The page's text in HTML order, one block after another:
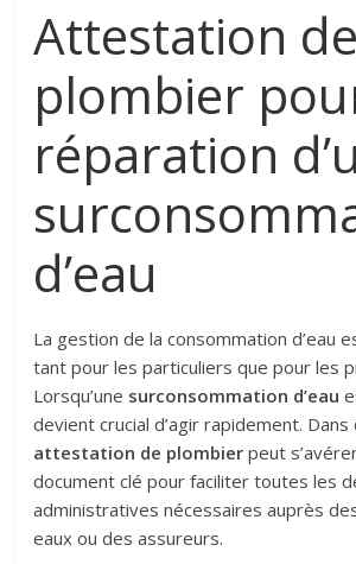
Attestation de
plombier
réparation
d’eau
La gestion de la consommation d’eau
tant pour les particuliers que pour les
Lorsqu’une surconsommation d’eau
devient crucial d’agir rapidement. Dans
attestation de plombier peut
document clé pour faciliter toutes les
administratives nécessaires auprès
eaux ou des assureurs.